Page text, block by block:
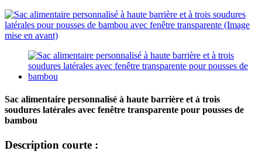
Sac alimentaire personnalisé à haute barrière et à trois
soudures latérales avec fenêtre transparente pour pousses de
bambou
Description courte :